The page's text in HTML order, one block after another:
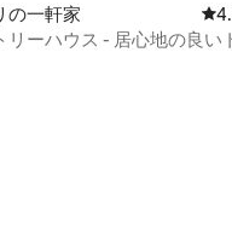
中4.89つ星の平均評価
の一軒家 レ
リーハウス - 居心地の良い